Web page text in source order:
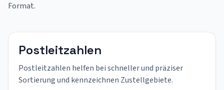
Format.
Postleitzahlen
Postleitzahlen helfen bei schneller und präziser
Sortierung und kennzeichnen Zustellgebiete.